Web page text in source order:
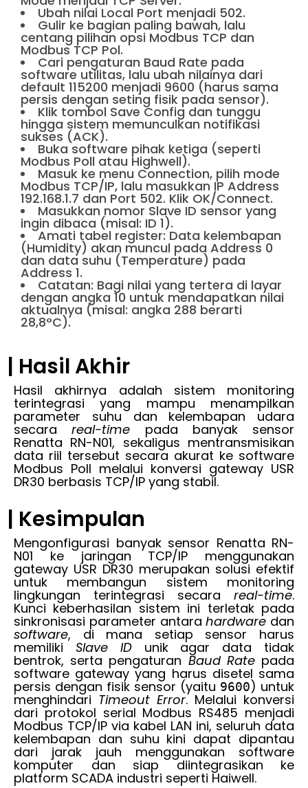
Ubah nilai Local Port menjadi 502.
Gulir ke bagian paling bawah, lalu
centang pilihan opsi Modbus TCP dan
Modbus TCP Pol.
Cari pengaturan Baud Rate pada
software utilitas, lalu ubah nilainya dari
default 115200 menjadi 9600 (harus sama
persis dengan seting fisik pada sensor).
Klik tombol Save Config dan tunggu
hingga sistem memunculkan notifikasi
sukses (ACK).
Buka software pihak ketiga (seperti
Modbus Poll atau Highwell).
Masuk ke menu Connection, pilih mode
Modbus TCP/IP, lalu masukkan IP Address
192.168.1.7 dan Port 502. Klik OK/Connect.
Masukkan nomor Slave ID sensor yang
ingin dibaca (misal: ID 1).
Amati tabel register: Data kelembapan
(Humidity) akan muncul pada Address 0
dan data suhu (Temperature) pada
Address 1.
Catatan: Bagi nilai yang tertera di layar
dengan angka 10 untuk mendapatkan nilai
aktualnya (misal: angka 288 berarti
28,8°C).
| Hasil Akhir
Hasil akhirnya adalah sistem monitoring
terintegrasi yang mampu menampilkan
parameter suhu dan kelembapan udara
secarareal-time pada banyak sensor
Renatta RN-N01, sekaligus mentransmisikan
data riil tersebut secara akurat ke software
Modbus Poll melalui konversi gateway USR
DR30 berbasis TCP/IP yang stabil.
| Kesimpulan
Mengonfigurasi banyak sensor Renatta RN-
N01 ke jaringan TCP/IP menggunakan
gateway USR DR30 merupakan solusi efektif
untuk membangun sistem monitoring
lingkungan terintegrasi secara real-time.
Kunci keberhasilan sistem ini terletak pada
sinkronisasi parameter antarahardware dan
software, di mana setiap sensor harus
memiliki Slave IDunik agar data tidak
bentrok, serta pengaturan Baud Ratepada
software gateway yang harus disetel sama
persis dengan fisik sensor (yaitu 9600) untuk
menghindari Timeout Error. Melalui konversi
dari protokol serial Modbus RS485 menjadi
Modbus TCP/IP via kabel LAN ini, seluruh data
kelembapan dan suhu kini dapat dipantau
dari jarak jauh menggunakan software
komputer dan siap diintegrasikan ke
platform SCADA industri seperti Haiwell.